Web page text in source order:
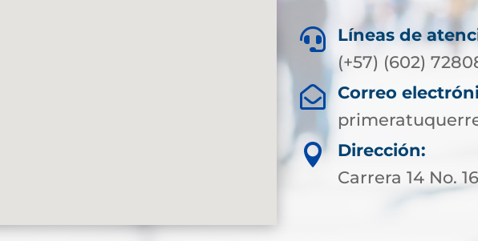

Líneas de
(+57) (602)

Correo

Dirección:
Carrera 14 No.